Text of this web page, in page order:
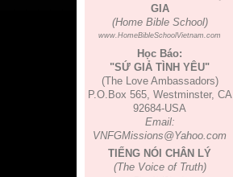
GIA
(Home Bible School)
www.HomeBibleSchoolVietnam.com
Học Báo:
"SỨ GIẢ TÌNH YÊU"
(The Love Ambassadors)
P.O.Box 565, Westminster, CA
92684-USA
Email:
VNFGMissions@Yahoo.com
TIẾNG NÓI CHÂN LÝ
(The Voice of Truth)